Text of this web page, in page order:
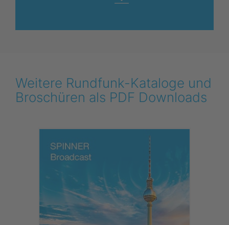
Weitere Rundfunk-Kataloge und
Broschüren als PDF Downloads